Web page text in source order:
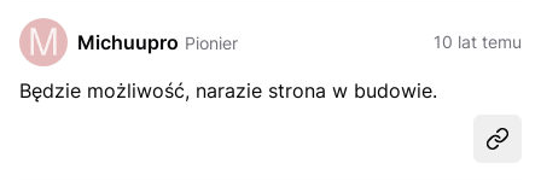
Michuupro Pionier 10 lat temu
Będzie możliwość, narazie strona w budowie.